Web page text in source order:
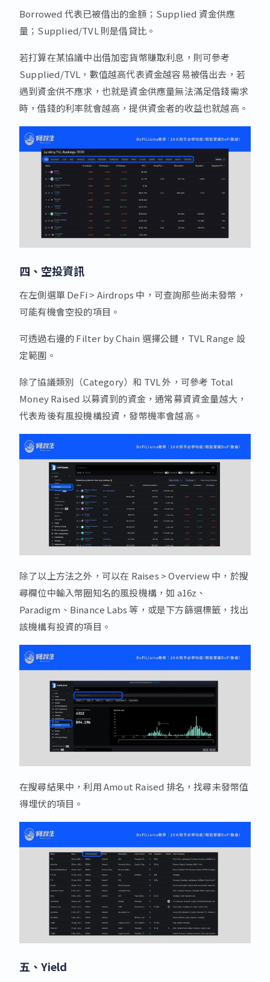
Borrowed 代表已被借出的金額；Supplied 資金供應
量；Supplied/TVL 則是借貸比。
若打算在某協議中出借加密貨幣賺取利息，則可參考
Supplied/TVL，數值越高代表資金越容易被借出去，若
遇到資金供不應求，也就是資金供應量無法滿足借錢需求
時，借錢的利率就會越高，提供資金者的收益也就越高。
四、空投資訊
在左側選單 DeFi > Airdrops 中，可查詢那些尚未發幣，
可能有機會空投的項目。
可透過右邊的 Filter by Chain 選擇公鏈，TVL Range 設
定範圍。
除了協議類別（Category）和 TVL 外，可參考 Total
Money Raised 以募資到的資金，通常募資資金量越大，
代表背後有風投機構投資，發幣機率會越高。
除了以上方法之外，可以在 Raises > Overview 中，於搜
尋欄位中輸入幣圈知名的風投機構，如 a16z、
Paradigm、Binance Labs 等，或是下方篩選標籤，找出
該機構有投資的項目。
在搜尋結果中，利用 Amout Raised 排名，找尋未發幣值
得埋伏的項目。
五、Yield